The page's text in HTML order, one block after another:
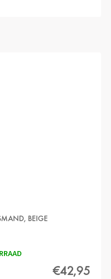
BEIGE
€42,95